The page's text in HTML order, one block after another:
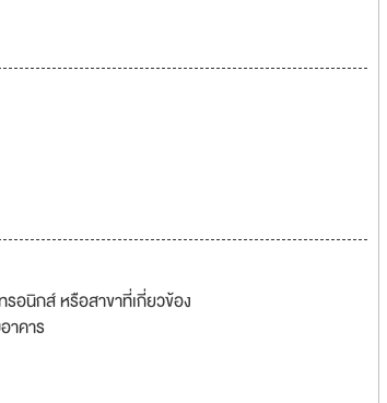
อนิกส์ หรือสาขาที่เกี่ยวข้อง
าคาร